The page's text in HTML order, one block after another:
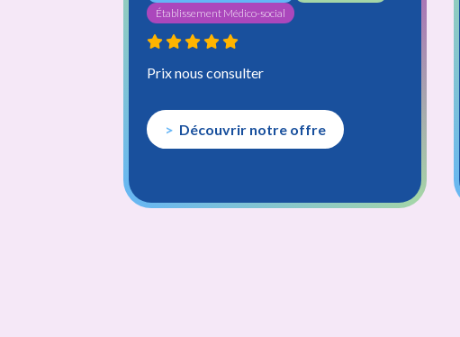
Établissement Médico-social
Prix nous consulter
Découvrir notre offreMédecin coordonnateur